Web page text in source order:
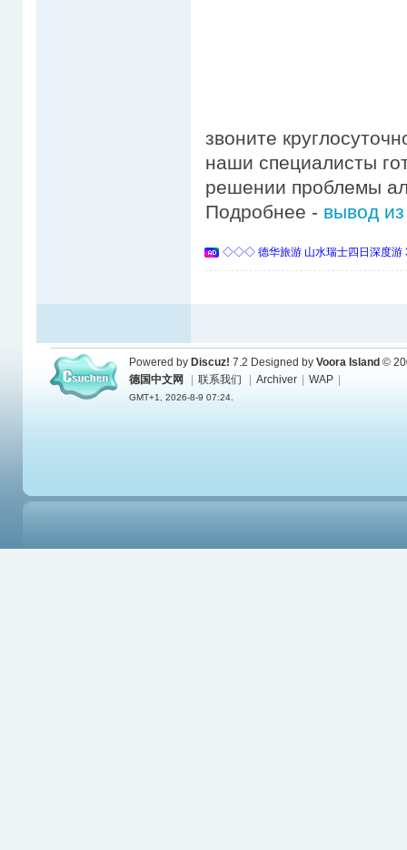
звоните
наши специалисты
решении проблемы
Подробнее - вывод
◇◇◇ 德华旅游 山水瑞士四日深度
Powered by Discuz! 7.2 Designed by Voora Island ©
德国中文网
联系我们 Archiver WAP
GMT+1, 2026-8-9 07:24.